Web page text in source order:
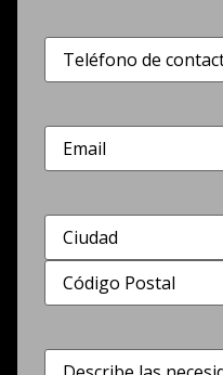
Teléfono(Obligatorio)
Correo
electrónico
Dirección
Describe